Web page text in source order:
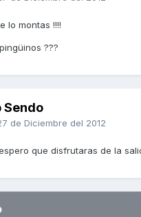
lo montas !!!!
???
Sendo
de Diciembre del 2012
que disfrutaras de la